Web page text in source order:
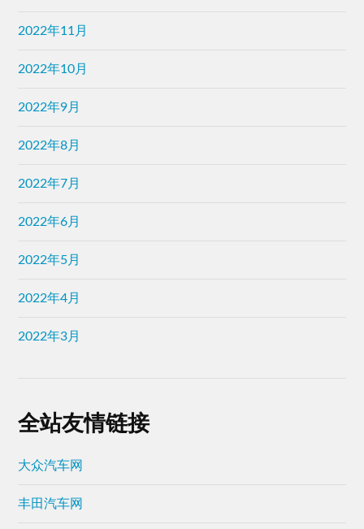
2022年11月
2022年10月
2022年9月
2022年8月
2022年7月
2022年6月
2022年5月
2022年4月
2022年3月
全站友情链接
大众汽车网
丰田汽车网